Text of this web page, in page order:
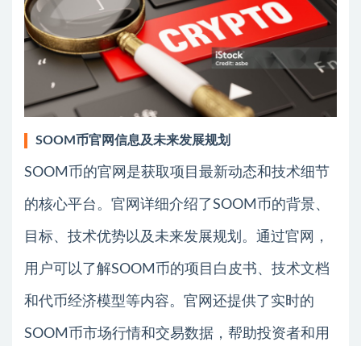
SOOM币官网信息及未来发展规划
SOOM币的官网是获取项目最新动态和技术细节
的核心平台。官网详细介绍了SOOM币的背景、
目标、技术优势以及未来发展规划。通过官网，
用户可以了解SOOM币的项目白皮书、技术文档
和代币经济模型等内容。官网还提供了实时的
SOOM币市场行情和交易数据，帮助投资者和用